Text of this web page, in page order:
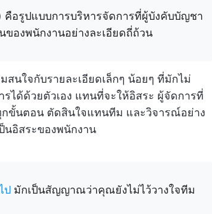
อรูปแบบการบริหารจัดการที่ผู้บังคับบัญชา
องพนักงานอย่างละเอียดถี่ถ้วน
สนใจกับรายละเอียดเล็กๆ น้อยๆ ที่มักไม่
ได้ด้วยตัวเอง แทนที่จะให้อิสระ ผู้จัดการที่
กขั้นตอน ตัดสินใจแทนทีม และวิจารณ์อย่าง
นอิสระของพนักงาน
ป มักเป็นสัญญาณว่าคุณยังไม่ไว้วางใจทีม